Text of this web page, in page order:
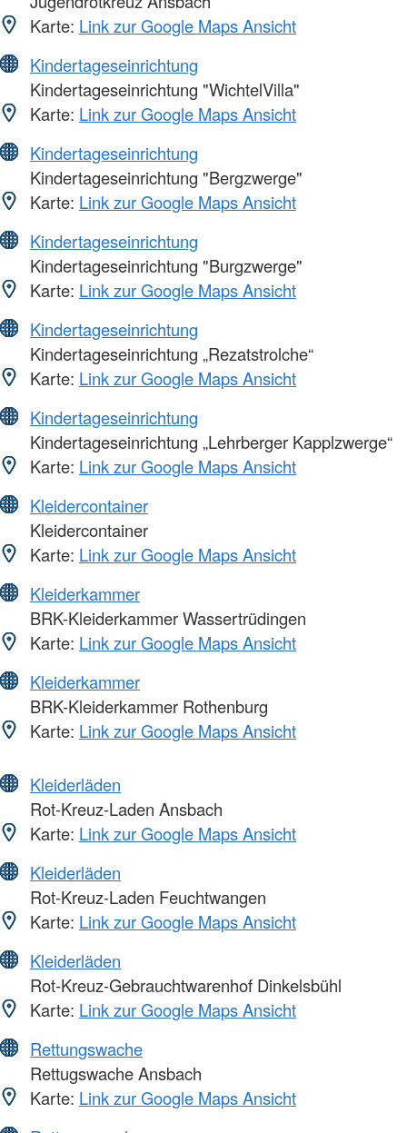
Karte: Link zur Google Maps Ansicht
Kindertageseinrichtung
Kindertageseinrichtung "WichtelVilla"
Karte: Link zur Google Maps Ansicht
Kindertageseinrichtung
Kindertageseinrichtung "Bergzwerge"
Karte: Link zur Google Maps Ansicht
Kindertageseinrichtung
Kindertageseinrichtung "Burgzwerge"
Karte: Link zur Google Maps Ansicht
Kindertageseinrichtung
Kindertageseinrichtung „Rezatstrolche“
Karte: Link zur Google Maps Ansicht
Kindertageseinrichtung
Kindertageseinrichtung „Lehrberger Kapplzwerge“
Karte: Link zur Google Maps Ansicht
Kleidercontainer
Kleidercontainer
Karte: Link zur Google Maps Ansicht
Kleiderkammer
BRK-Kleiderkammer Wassertrüdingen
Karte: Link zur Google Maps Ansicht
Kleiderkammer
BRK-Kleiderkammer Rothenburg
Karte: Link zur Google Maps Ansicht
Kleiderläden
Rot-Kreuz-Laden Ansbach
Karte: Link zur Google Maps Ansicht
Kleiderläden
Rot-Kreuz-Laden Feuchtwangen
Karte: Link zur Google Maps Ansicht
Kleiderläden
Rot-Kreuz-Gebrauchtwarenhof Dinkelsbühl
Karte: Link zur Google Maps Ansicht
Rettungswache
Rettugswache Ansbach
Karte: Link zur Google Maps Ansicht